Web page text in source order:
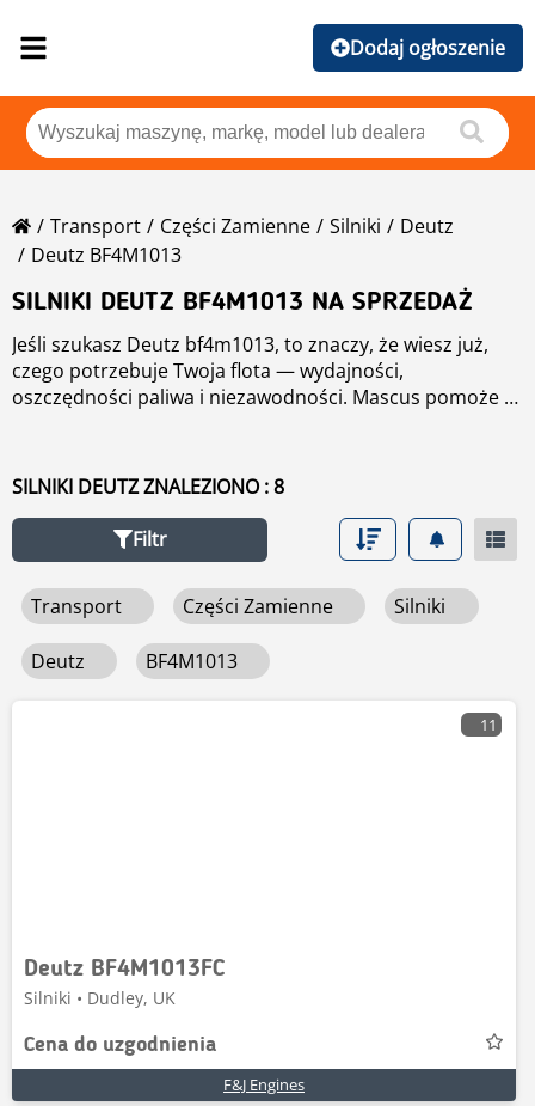
Dodaj ogłoszenie
Transport Części Zamienne Silniki
Deutz
Deutz BF4M1013
SILNIKI DEUTZ BF4M1013 NA SPRZEDAŻ
Jeśli szukasz Deutz bf4m1013, to znaczy, że wiesz już,
czego potrzebuje Twoja flota — wydajności,
oszczędności paliwa i niezawodności. Mascus pomoże Ci
towarowych lub transportu specjalistycznego.
Oferujemy nowe i używane Deutz bf4m1013 od
operatorów flot, firm transportowych oraz
autoryzowanych dealerów z kraju i całej Europy,
konkurencyjnych cenach.
kluczowe parametry techniczne i kontaktuj się
bezpośrednio ze sprzedawcami, aby uzyskać najlepszą
ofertę. Znajdź i kup swoje kolejne Deutz bf4m1013 z
pełnym zaufaniem na Mascus.
SILNIKI DEUTZ ZNALEZIONO : 8
Filtr
Transport Części Zamienne Silniki
Deutz BF4M1013
11
Deutz BF4M1013FC
Silniki • Dudley, UK
Cena do uzgodnienia
F&J Engines